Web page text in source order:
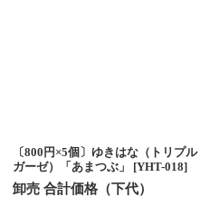
〔800円×5個〕ゆきはな（トリプル
ガーゼ）「あまつぶ」
[YHT-018]
卸売 合計価格（下代）